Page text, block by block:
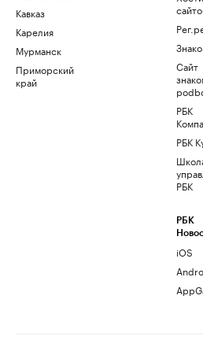
Кавказ
Карелия
Мурманск
Приморский
край
Сайт
РБК
РБК
РБК
РБК
iOS